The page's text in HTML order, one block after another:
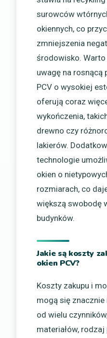
surowców
okiennych, co
zmniejszenia
środowisko.
uwagę na rosnącą
PCV o wysokiej
oferują coraz
wykończenia,
drewno czy
lakierów.
technologie
okien o
rozmiarach, co
większą swobodę
budynków.
Jakie są koszty
okien PCV?
Koszty zakupu i
mogą się
od wielu
materiałów,